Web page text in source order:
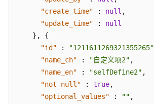
则
接
数
仓
"create_time"
: null ,
"update_time"
:
null
} ,
{
"id"
: "1211611269321355265"
"name_ch"
: "自定义项2" ,
"name_en"
: "selfDefine2" ,
"not_null"
: true,
"optional_values"
: "" ,